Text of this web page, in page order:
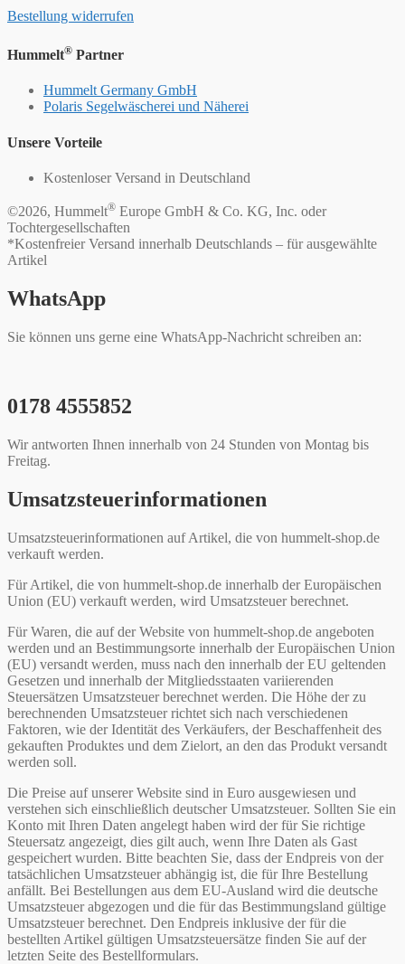
Bestellung widerrufen
Hummelt® Partner
Hummelt Germany GmbH
Polaris Segelwäscherei und Näherei
Unsere Vorteile
Kostenloser Versand in Deutschland
©2026, Hummelt® Europe GmbH & Co. KG, Inc. oder
Tochtergesellschaften
*Kostenfreier Versand innerhalb Deutschlands – für ausgewählte
Artikel
WhatsApp
Sie können uns gerne eine WhatsApp-Nachricht schreiben an:
0178 4555852
Wir antworten Ihnen innerhalb von 24 Stunden von Montag bis
Freitag.
Umsatzsteuerinformationen
Umsatzsteuerinformationen auf Artikel, die von hummelt-shop.de
verkauft werden.
Für Artikel, die von hummelt-shop.de innerhalb der Europäischen
Union (EU) verkauft werden, wird Umsatzsteuer berechnet.
Für Waren, die auf der Website von hummelt-shop.de angeboten
werden und an Bestimmungsorte innerhalb der Europäischen Union
(EU) versandt werden, muss nach den innerhalb der EU geltenden
Gesetzen und innerhalb der Mitgliedsstaaten variierenden
Steuersätzen Umsatzsteuer berechnet werden. Die Höhe der zu
berechnenden Umsatzsteuer richtet sich nach verschiedenen
Faktoren, wie der Identität des Verkäufers, der Beschaffenheit des
gekauften Produktes und dem Zielort, an den das Produkt versandt
werden soll.
Die Preise auf unserer Website sind in Euro ausgewiesen und
verstehen sich einschließlich deutscher Umsatzsteuer. Sollten Sie ein
Konto mit Ihren Daten angelegt haben wird der für Sie richtige
Steuersatz angezeigt, dies gilt auch, wenn Ihre Daten als Gast
gespeichert wurden. Bitte beachten Sie, dass der Endpreis von der
tatsächlichen Umsatzsteuer abhängig ist, die für Ihre Bestellung
anfällt. Bei Bestellungen aus dem EU-Ausland wird die deutsche
Umsatzsteuer abgezogen und die für das Bestimmungsland gültige
Umsatzsteuer berechnet. Den Endpreis inklusive der für die
bestellten Artikel gültigen Umsatzsteuersätze finden Sie auf der
letzten Seite des Bestellformulars.